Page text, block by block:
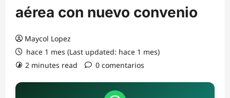
aérea con nuevo convenio
Maycol Lopez
hace 1 mes (Last updated: hace 1 mes)
2 minutes read
0 comentarios